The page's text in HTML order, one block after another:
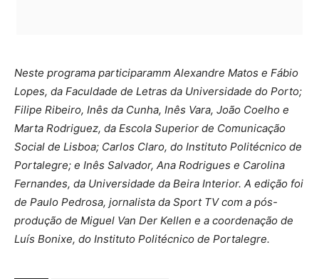
Neste programa participaramm Alexandre Matos e Fábio
Lopes, da Faculdade de Letras da Universidade do Porto;
Filipe Ribeiro, Inês da Cunha, Inês Vara, João Coelho e
Marta Rodriguez, da Escola Superior de Comunicação
Social de Lisboa; Carlos Claro, do Instituto Politécnico de
Portalegre; e Inês Salvador, Ana Rodrigues e Carolina
Fernandes, da Universidade da Beira Interior. A edição foi
de Paulo Pedrosa, jornalista da Sport TV com a pós-
produção de Miguel Van Der Kellen e a coordenação de
Luís Bonixe, do Instituto Politécnico de Portalegre.